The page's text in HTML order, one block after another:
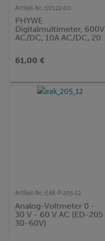
Artikel-Nr.:07122-00
PHYWE
Digitalmultimeter, 600V
AC/DC, 10A AC/DC, 20
−20°C…760°C
61,00 €
Artikel-Nr.: EAK-P-205-12
Analog-Voltmeter 0 -
30 V - 60 V AC (ED-205
30-60V)